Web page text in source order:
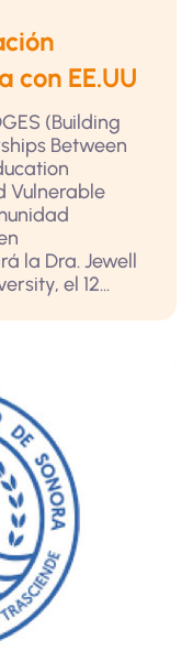
EE.UU
(Building
Between
Vulnerable
la Dra. Jewell
el 12...